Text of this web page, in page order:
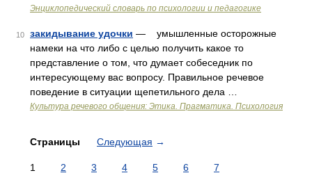
Энциклопедический словарь по психологии и педагогике
10 закидывание удочки — умышленные осторожные
намеки на что либо с целью получить какое то
представление о том, что думает собеседник по
интересующему вас вопросу. Правильное речевое
поведение в ситуации щепетильного дела …
Культура речевого общения: Этика. Прагматика. Психология
Страницы Следующая →
1 2 3 4 5 6 7